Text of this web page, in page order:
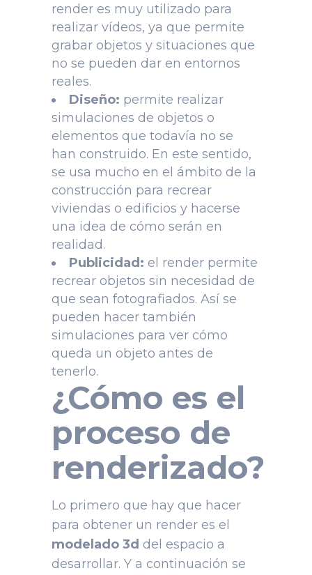
render es muy utilizado para
realizar vídeos, ya que permite
grabar objetos y situaciones que
no se pueden dar en entornos
reales.
Diseño: permite realizar
simulaciones de objetos o
elementos que todavía no se
han construido. En este sentido,
se usa mucho en el ámbito de la
construcción para recrear
viviendas o edificios y hacerse
una idea de cómo serán en
realidad.
Publicidad: el render permite
recrear objetos sin necesidad de
que sean fotografiados. Así se
pueden hacer también
simulaciones para ver cómo
queda un objeto antes de
tenerlo.
¿Cómo es el
proceso de
renderizado?
Lo primero que hay que hacer
para obtener un render es el
modelado 3d del espacio a
desarrollar. Y a continuación se